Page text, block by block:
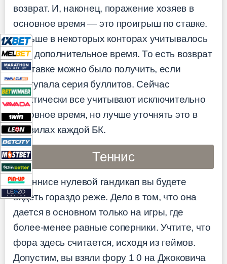
возврат. И, наконец, поражение хозяев в
основное время — это проигрыш по ставке.
Раньше в некоторых конторах учитывалось
еще дополнительное время. То есть возврат
по ставке можно было получить, если
наступала серия буллитов. Сейчас
практически все учитывают исключительно
основное время, но лучше уточнять это в
правилах каждой БК.
Теннис
В теннисе нулевой гандикап вы будете
видеть гораздо реже. Дело в том, что она
дается в основном только на игры, где
более-менее равные соперники. Учтите, что
фора здесь считается, исходя из геймов.
Допустим, вы взяли фору 1 0 на Джоковича